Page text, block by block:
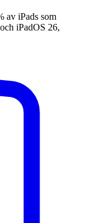
av iPads som
iPadOS 26,